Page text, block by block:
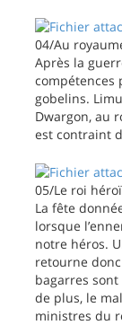
04/Au
Après la
compétences
gobelins.
Dwargon, au
est contraint
05/Le roi
La fête
lorsque
notre héros.
retourne
bagarres
de plus, le
ministres du